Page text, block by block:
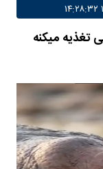
تغذیه میکنه